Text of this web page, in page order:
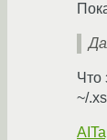
Что
~/